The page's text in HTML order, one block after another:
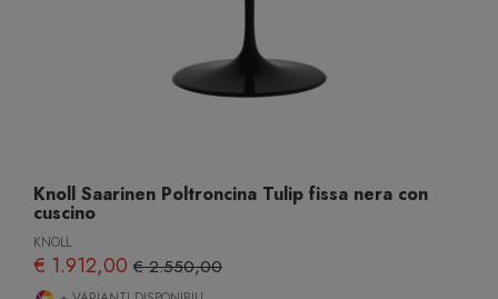
Knoll Saarinen Poltroncina Tulip fissa nera con
cuscino
KNOLL
€ 1.912,00 € 2.550,00